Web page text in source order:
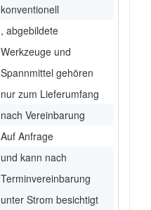
konventionell
, abgebildete
Werkzeuge und
Spannmittel gehören
nur zum Lieferumfang
nach Vereinbarung
Auf Anfrage
und kann nach
Terminvereinbarung
unter Strom besichtigt